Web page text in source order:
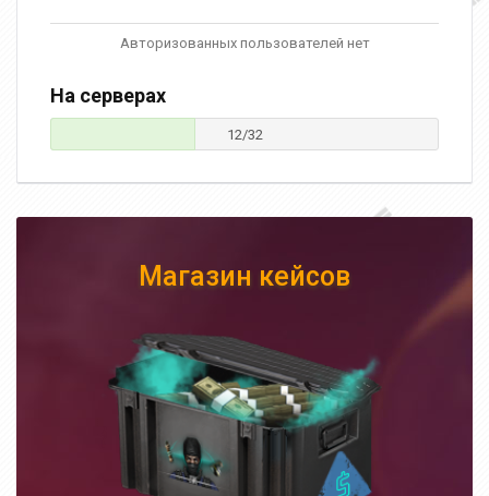
Авторизованных пользователей нет
На серверах
12/32
Магазин кейсов